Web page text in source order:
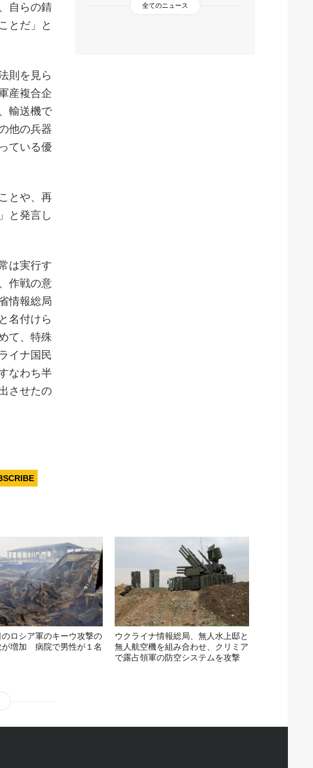
全てのニュース
自らの錆
とだ」と
則を見ら
産複合企
輸送機で
他の兵器
ている優
とや、再
と発言し
は実行す
作戦の意
情報総局
名付けら
て、特殊
イナ国民
なわち半
させたの
のロシア軍のキーウ攻撃の
が増加 病院で男性が１名
ウクライナ情報総局、無人水上邸と
無人航空機を組み合わせ、クリミア
で露占領軍の防空システムを攻撃